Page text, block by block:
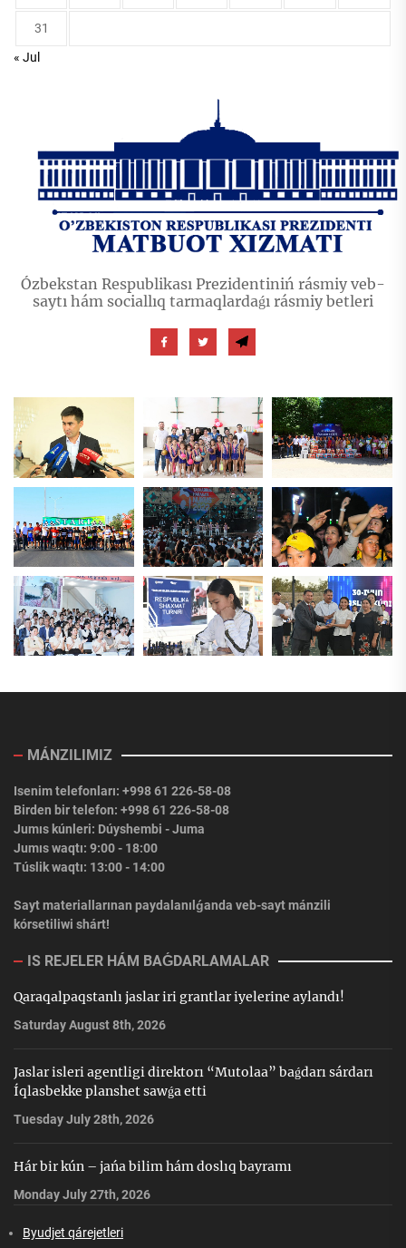
31
« Jul
Ózbekstan Respublikası Prezidentiniń rásmiy veb-
saytı hám sociallıq tarmaqlardaǵı rásmiy betleri
MÁNZILIMIZ
Isenim telefonları: +998 61 226-58-08
Birden bir telefon: +998 61 226-58-08
Jumıs kúnleri: Dúyshembi - Juma
Jumıs waqtı: 9:00 - 18:00
Túslik waqtı: 13:00 - 14:00
Sayt materiallarınan paydalanılǵanda veb-sayt mánzili
kórsetiliwi shárt!
IS REJELER HÁM BAǴDARLAMALAR
Qaraqalpaqstanlı jaslar iri grantlar iyelerine aylandı!
Saturday August 8th, 2026
Jaslar isleri agentligi direktorı “Mutolaa” baǵdarı sárdarı
Íqlasbekke planshet sawǵa etti
Tuesday July 28th, 2026
Hár bir kún – jańa bilim hám doslıq bayramı
Monday July 27th, 2026
Byudjet qárejetleri